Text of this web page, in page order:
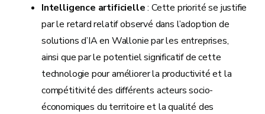
Intelligence artificielle: Cette priorité se justifie
par le retard relatif observé dans l’adoption de
solutions d’IA en Wallonie par les entreprises,
ainsi que par le potentiel significatif de cette
technologie pour améliorer la productivité et la
compétitivité des différents acteurs socio-
économiques du territoire et la qualité des